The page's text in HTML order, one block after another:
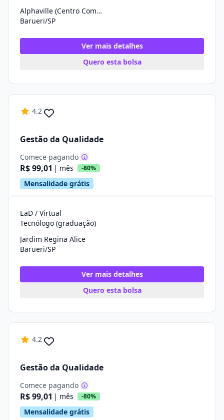
Alphaville (Centro Comercial)
Barueri/SP
Ver mais detalhes
Quero esta bolsa
4.2
Gestão da Qualidade
Comece pagando
R$ 99,01 | mês -80%
Mensalidade grátis
EaD / Virtual
Tecnólogo (graduação)
Jardim Regina Alice
Barueri/SP
Ver mais detalhes
Quero esta bolsa
4.2
Gestão da Qualidade
Comece pagando
R$ 99,01 | mês -80%
Mensalidade grátis